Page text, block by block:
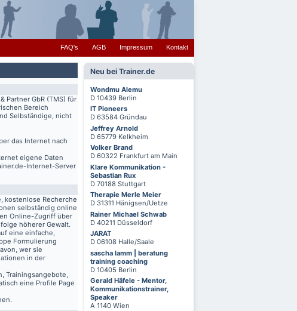
FAQ's AGB Impressum Kontakt
Neu bei Trainer.de
Wondmu Alemu
D 10439 Berlin
IT Pioneers
D 63584 Gründau
Jeffrey Arnold
D 65779 Kelkheim
Volker Brand
D 60322 Frankfurt am Main
Klare Kommunikation -
Sebastian Rux
D 70188 Stuttgart
Therapie Merle Meier
D 31311 Hänigsen/Uetze
Rainer Michael Schwab
D 40211 Düsseldorf
JARAT
D 06108 Halle/Saale
sascha lamm | beratung
training coaching
D 10405 Berlin
Gerald Häfele - Mentor,
Kommunikationstrainer,
Speaker
A 1140 Wien
Partner GbR (TMS) für
Bereich
Selbständige, nicht
das Internet nach
eigene Daten
-Internet-Server
kostenlose Recherche
selbständig online
Online-Zugriff über
höherer Gewalt.
eine einfache,
Formulierung
wer sie
in der
Trainingsangebote,
eine Profile Page